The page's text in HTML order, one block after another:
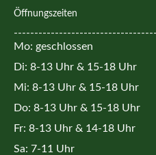
Öffnungszeiten
Mo: geschlossen
Di: 8-13 Uhr & 15-18 Uhr
Mi: 8-13 Uhr & 15-18 Uhr
Do: 8-13 Uhr & 15-18 Uhr
Fr: 8-13 Uhr & 14-18 Uhr
Sa: 7-11 Uhr